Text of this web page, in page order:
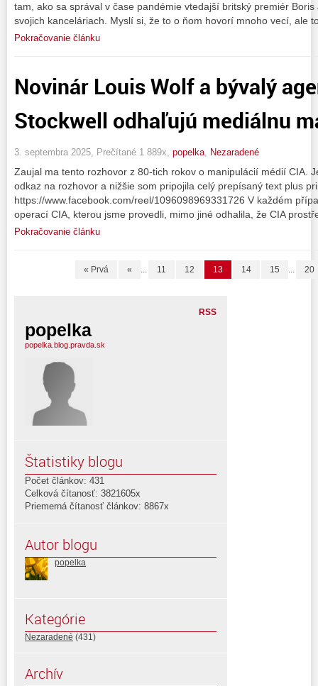
tam, ako sa správal v čase pandémie vtedajší britský premiér
svojich kanceláriach. Myslí si, že to o ňom hovorí mnoho vecí, ale
Pokračovanie článku
Novinár Louis Wolf a bývalý
Stockwell odhaľujú mediálnu
3. septembra 2025, Prečítané 1 889x, popelka, Nezaradené
Zaujal ma tento rozhovor z 80-tich rokov o manipulácií médií CIA.
odkaz na rozhovor a nižšie som pripojila celý prepísaný text plus
https://www.facebook.com/reel/1096098969331726 V každém
operací CIA, kterou jsme provedli, mimo jiné odhalila, že CIA
Pokračovanie článku
« Prvá « ... 11 12 13 14 15 ... 20
RSS
popelka
popelka.blog.pravda.sk
Štatistiky blogu
Počet článkov: 431
Celková čítanosť: 3821605x
Priemerná čítanosť článkov: 8867x
Autor blogu
popelka
Kategórie
Nezaradené (431)
Archív